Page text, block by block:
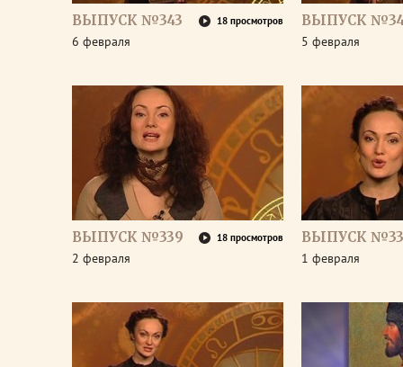
ВЫПУСК №343 18 просмотров
6 февраля
ВЫПУСК
5 февраля
ВЫПУСК №339 18 просмотров
2 февраля
ВЫПУСК
1 февраля